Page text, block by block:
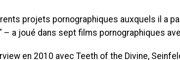
projets pornographiques auxquels il a
– a joué dans sept films pornographiques
en 2010 avec Teeth of the Divine,